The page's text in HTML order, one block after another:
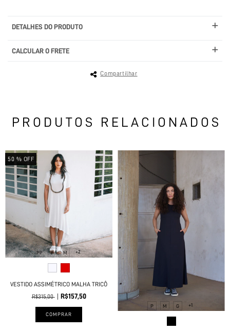
DETALHES DO PRODUTO
CALCULAR O FRETE
Compartilhar
PRODUTOS RELACIONADOS
50 % OFF
PP P M +2
VESTIDO ASSIMÉTRICO MALHA TRICÔ
R$315,00
R$157,50
COMPRAR
P M G +1